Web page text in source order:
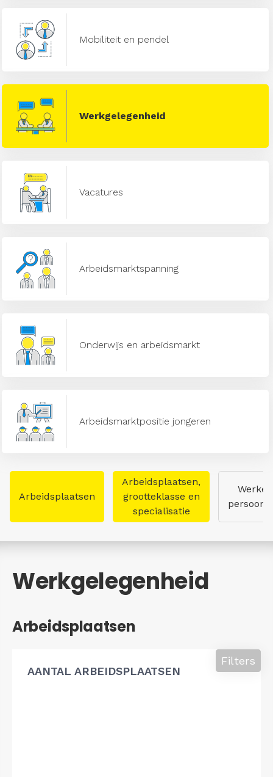
Mobiliteit en pendel
Werkgelegenheid
Vacatures
Arbeidsmarktspanning
Onderwijs en arbeidsmarkt
Arbeidsmarktpositie jongeren
Arbeidsplaatsen
Arbeidsplaatsen,
grootteklasse en
specialisatie
Werkgelegenheid
Arbeidsplaatsen
AANTAL ARBEIDSPLAATSEN
Filters